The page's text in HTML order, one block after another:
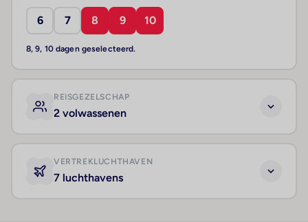
6 7 8 9 10
8, 9, 10 dagen geselecteerd.
REISGEZELSCHAP
2 volwassenen
VERTREKLUCHTHAVEN
7 luchthavens